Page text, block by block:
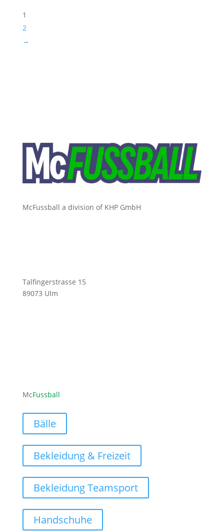
1
2
→
McFussball a division of KHP GmbH
Talfingerstrasse 15
89073 Ulm
McFussball
Bälle
Bekleidung & Freizeit
Bekleidung Teamsport
Handschuhe